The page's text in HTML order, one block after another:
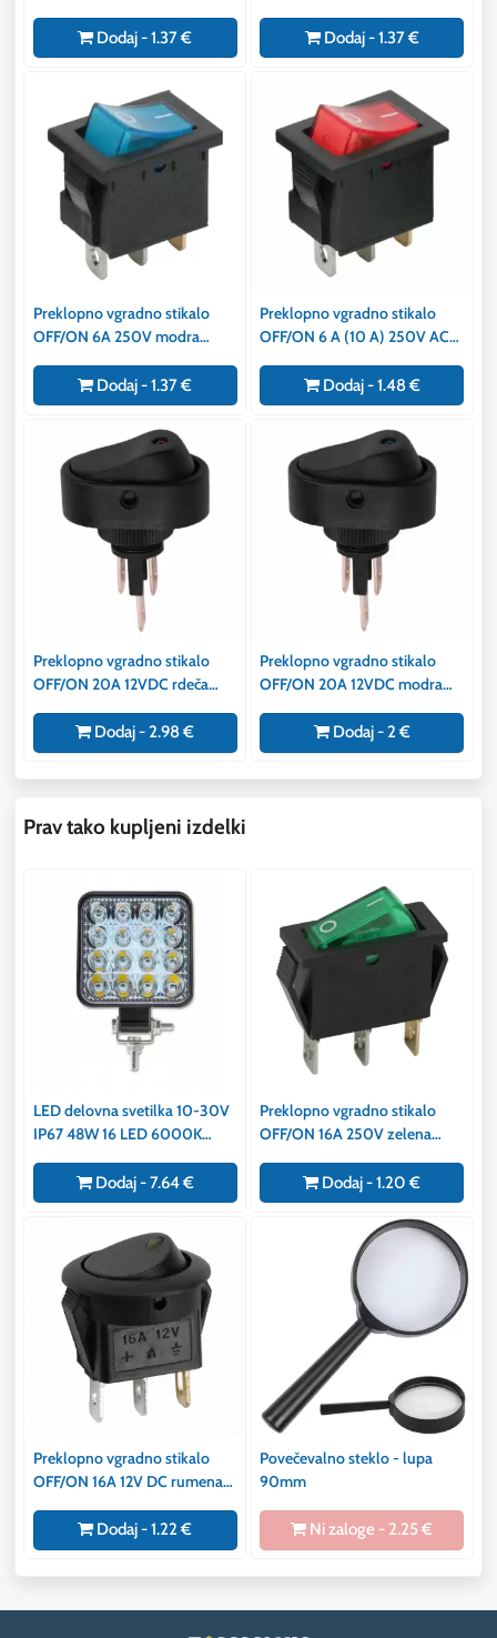
Dodaj - 1.37 €
Dodaj - 1.37 €
Preklopno vgradno stikalo
OFF/ON 6A 250V modra
Dodaj - 1.37 €
Preklopno vgradno stikalo
OFF/ON 6 A (10 A) 250V AC
Dodaj - 1.48 €
Preklopno vgradno stikalo
OFF/ON 20A 12VDC rdeča
Dodaj - 2.98 €
Preklopno vgradno stikalo
OFF/ON 20A 12VDC modra
Dodaj - 2 €
Prav tako kupljeni izdelki
LED delovna svetilka 10-30V
IP67 48W 16 LED 6000K
Dodaj - 7.64 €
Preklopno vgradno stikalo
OFF/ON 16A 250V zelena
Dodaj - 1.20 €
Preklopno vgradno stikalo
OFF/ON 16A 12V DC rumena
Dodaj - 1.22 €
Povečevalno steklo - lupa
90mm
Ni zaloge - 2.25 €